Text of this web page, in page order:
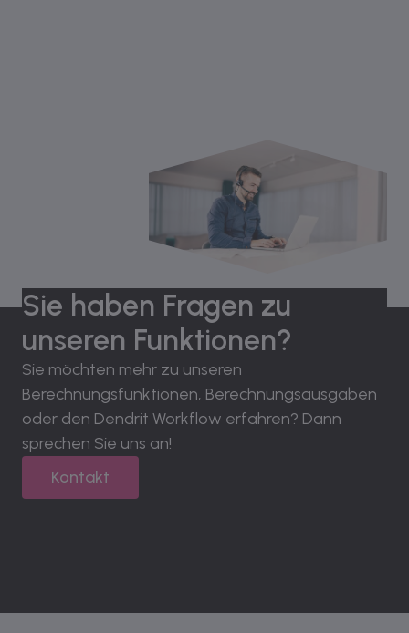
Sie haben Fragen zu
unseren Funktionen?
Sie möchten mehr zu unseren
Berechnungsfunktionen, Berechnungsausgaben
oder den Dendrit Workflow erfahren? Dann
sprechen Sie uns an!
Kontakt